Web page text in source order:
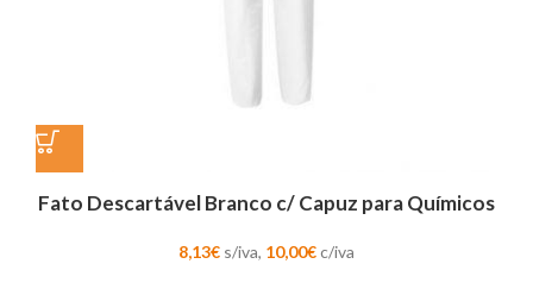
Fato Descartável Branco c/ Capuz para Químicos
8,13€ s/iva, 10,00€c/iva